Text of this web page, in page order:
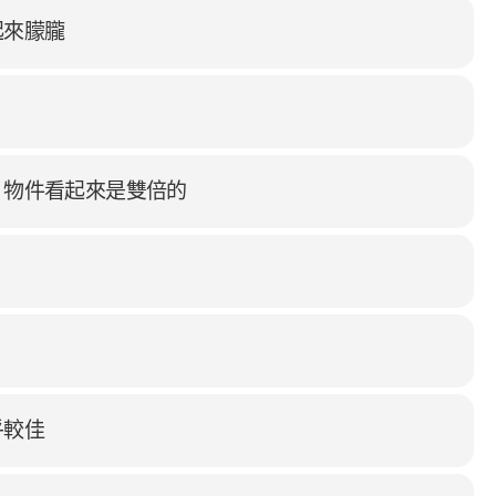
朦朧
件看起來是雙倍的
佳